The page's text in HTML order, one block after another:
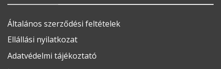
Általános szerződési feltételek
Ellállási nyilatkozat
Adatvédelmi tájékoztató